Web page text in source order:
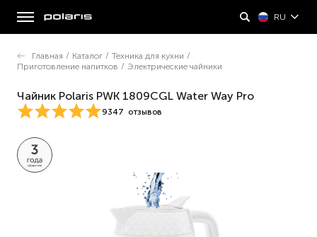
RU
Главная / Каталог / Техника для кухни /
Приготовление напитков / Электрические чайники
Чайник Polaris PWK 1809CGL Water Way Pro
9347 отзывов